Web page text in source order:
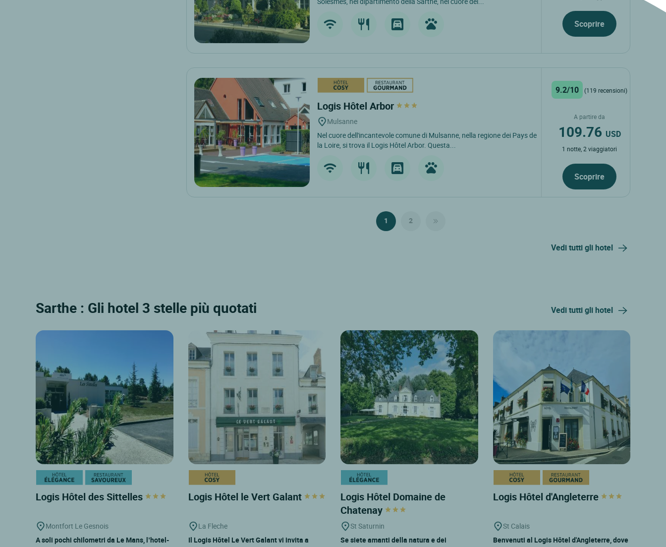
Scoprire
Logis Hôtel Arbor
Mulsanne
Nel cuore dell'incantevole comune di Mulsanne, nella regione dei Pays de
la Loire, si trova il Logis Hôtel Arbor. Questa...
9.2/10 (119 recensioni)
A partire da
109.76 USD
1 notte, 2 viaggiatori
Scoprire
1 2
Vedi tutti gli hotel
Sarthe : Gli hotel 3 stelle più quotati Vedi tutti gli hotel
Logis Hôtel des Sittelles
Montfort Le Gesnois
A soli pochi chilometri da Le Mans, l’hotel-
Logis Hôtel le Vert Galant
La Fleche
Il Logis Hôtel Le Vert Galant vi invita a
Logis Hôtel Domaine de
Chatenay
St Saturnin
Se siete amanti della natura e dei
Logis Hôtel d'Angleterre
St Calais
Benvenuti al Logis Hôtel d'Angleterre, dove